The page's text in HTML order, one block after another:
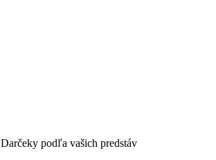
Darčeky podľa vašich predstáv